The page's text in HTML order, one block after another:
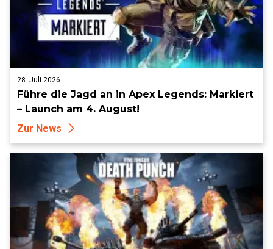
28. Juli 2026
Führe die Jagd an in Apex Legends: Markiert
– Launch am 4. August!
Zur News